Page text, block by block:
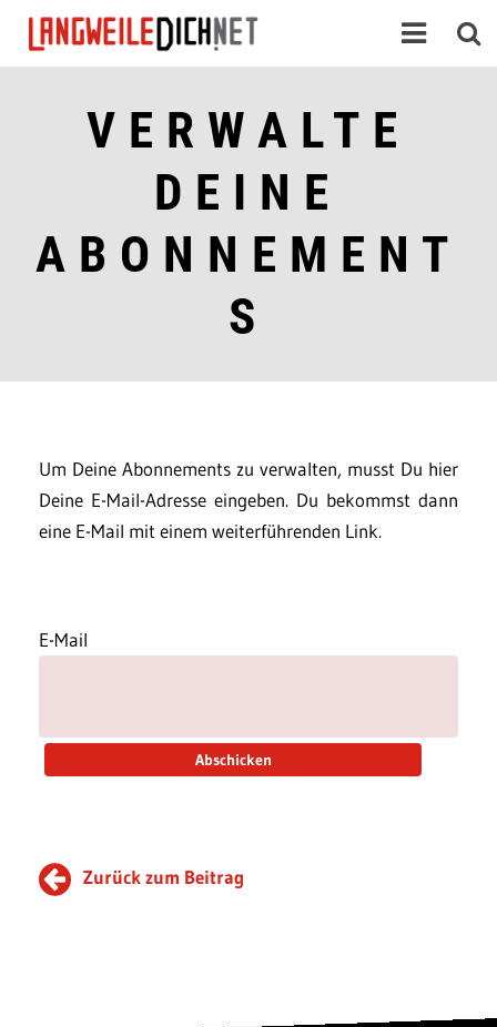
VERWALTE
DEINE
ABONNEMENT
S
Um Deine Abonnements zu verwalten, musst Du hier
Deine E-Mail-Adresse eingeben. Du bekommst dann
eine E-Mail mit einem weiterführenden Link.
E-Mail
Zurück zum Beitrag